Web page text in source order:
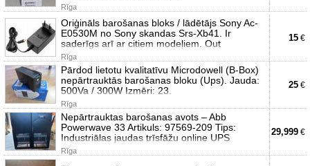
Rīga
Oriģināls barošanas bloks / lādētājs Sony Ac-
E0530M no Sony skandas Srs-Xb41. Ir
saderīgs arī ar citiem modeļiem. Out
Rīga
15 €
Pārdod lietotu kvalitatīvu Microdowell (B-Box)
nepārtrauktās barošanas bloku (Ups). Jauda:
500Va / 300W Izmēri: 23.
Rīga
25 €
Nepārtrauktas barošanas avots – Abb
Powerwave 33 Artikuls: 97569-209 Tips:
Industriālas jaudas trīsfāžu online UPS
Rīga
29,999 €